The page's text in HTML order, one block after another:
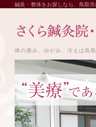
鍼灸・整体をお探しなら、鳥取
体の痛み、ゆがみ、冷えは鳥